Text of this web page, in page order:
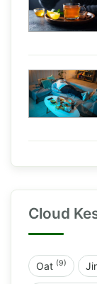
Cloud
Oat (9)